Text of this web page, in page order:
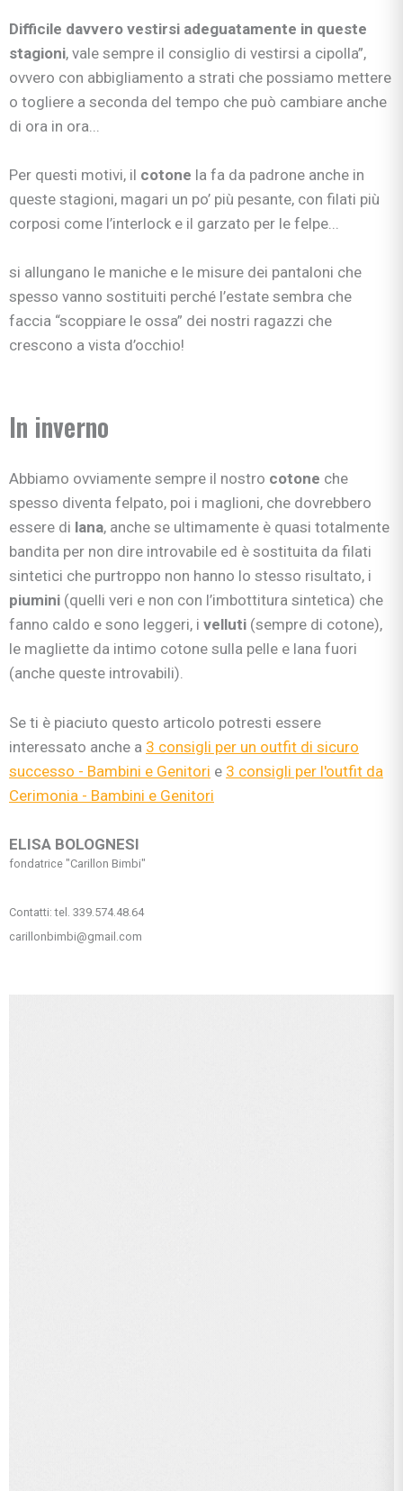
Difficile davvero vestirsi adeguatamente in queste
stagioni, vale sempre il consiglio di vestirsi a cipolla”,
ovvero con abbigliamento a strati che possiamo mettere
o togliere a seconda del tempo che può cambiare anche
di ora in ora...
Per questi motivi, il cotone la fa da padrone anche in
queste stagioni, magari un po’ più pesante, con filati più
corposi come l’interlock e il garzato per le felpe...
si allungano le maniche e le misure dei pantaloni che
spesso vanno sostituiti perché l’estate sembra che
faccia “scoppiare le ossa” dei nostri ragazzi che
crescono a vista d’occhio!
In inverno
Abbiamo ovviamente sempre il nostro cotone che
spesso diventa felpato, poi i maglioni, che dovrebbero
essere di lana, anche se ultimamente è quasi totalmente
bandita per non dire introvabile ed è sostituita da filati
sintetici che purtroppo non hanno lo stesso risultato, i
piumini (quelli veri e non con l’imbottitura sintetica) che
fanno caldo e sono leggeri, i velluti (sempre di cotone),
le magliette da intimo cotone sulla pelle e lana fuori
(anche queste introvabili).
Se ti è piaciuto questo articolo potresti essere
interessato anche a 3 consigli per un outfit di sicuro
successo - Bambini e Genitori e 3 consigli per l'outfit da
Cerimonia - Bambini e Genitori
ELISA BOLOGNESI
fondatrice "Carillon Bimbi"
Contatti: tel. 339.574.48.64
carillonbimbi@gmail.com